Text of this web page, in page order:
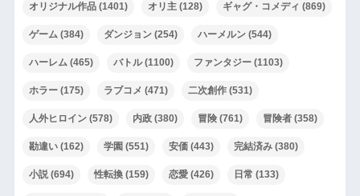
オリジナル作品(1401) オリ主(128) ギャグ・コメディ (869)
ゲーム(384) ダンジョン(254) ハーメルン(544)
ハーレム(465) バトル(1100) ファンタジー(1103)
ホラー(175) ラブコメ (471) 二次創作(531)
人外ヒロイン(578) 内政(380) 冒険(761) 冒険者(358)
勘違い(162) 学園 (551) 安価(443) 完結済み(380)
小説(694) 性転換(159) 恋愛(426) 日常 (133)